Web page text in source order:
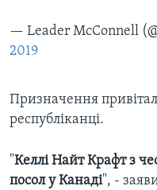
— Leader McConnell
2019
Призначення
республіканці.
"Келлі Найт Крафт з
посол у Канаді", -